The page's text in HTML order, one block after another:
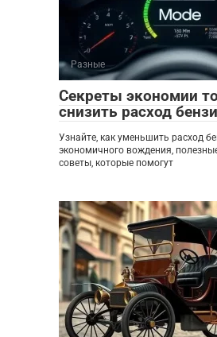
Разные
Секреты экономии
снизить расход
Узнайте, как уменьшить расход
экономичного вождения,
советы, которые помогут